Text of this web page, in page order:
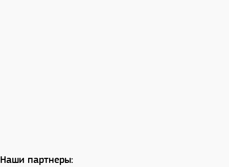
Наши партнеры: